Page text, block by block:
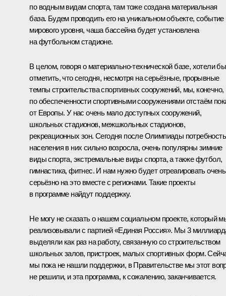
по водным видам спорта, там тоже создана материальная
база. Будем проводить его на уникальном объекте, событие
мирового уровня, чаша бассейна будет установлена
на футбольном стадионе.
В целом, говоря о материально-технической базе, хотели бы
отметить, что сегодня, несмотря на серьёзные, прорывные
темпы строительства спортивных сооружений, мы, конечно,
по обеспеченности спортивными сооружениями отстаём
от Европы. У нас очень мало доступных сооружений,
школьных стадионов, межшкольных стадионов,
рекреационных зон. Сегодня после Олимпиады потребность
населения в них сильно возросла, очень популярны зимние
виды спорта, экстремальные виды спорта, а также футбол,
гимнастика, фитнес. И нам нужно будет отреагировать очень
серьёзно на это вместе с регионами. Такие проекты
в программе найдут поддержку.
Не могу не сказать о нашем социальном проекте, который
реализовывали с партией «Единая Россия». Мы 3
выделяли как раз на работу, связанную со строительством
школьных залов, пристроек, малых спортивных форм.
мы пока не нашли поддержки, в Правительстве мы этот
не решили, и эта программа, к сожалению, заканчивается.